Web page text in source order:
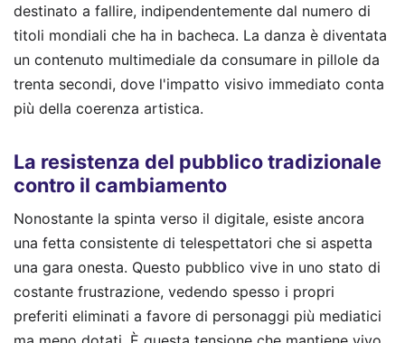
destinato a fallire, indipendentemente dal numero di
titoli mondiali che ha in bacheca. La danza è diventata
un contenuto multimediale da consumare in pillole da
trenta secondi, dove l'impatto visivo immediato conta
più della coerenza artistica.
La resistenza del pubblico tradizionale
contro il cambiamento
Nonostante la spinta verso il digitale, esiste ancora
una fetta consistente di telespettatori che si aspetta
una gara onesta. Questo pubblico vive in uno stato di
costante frustrazione, vedendo spesso i propri
preferiti eliminati a favore di personaggi più mediatici